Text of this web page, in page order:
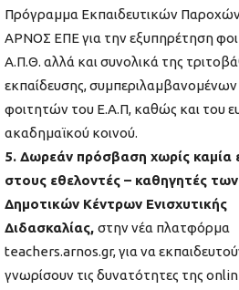
Πρόγραμμα Εκπαιδευτικών
ΑΡΝΟΣ ΕΠΕ για την εξυπηρέτηση
Α.Π.Θ. αλλά και συνολικά της
εκπαίδευσης,
φοιτητών του Ε.Α.Π, καθώς και του
ακαδημαϊκού κοινού.
5. Δωρεάν πρόσβαση χωρίς καμία
στους εθελοντές – καθηγητές των
Δημοτικών Κέντρων Ενισχυτικής
Διδασκαλίας, στην νέα πλατφόρμα
teachers.arnos.gr, για να
γνωρίσουν τις δυνατότητες της